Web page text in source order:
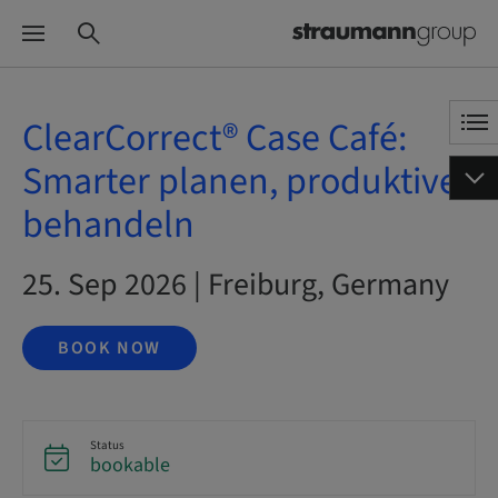
ClearCorrect® Case Café:
Smarter planen, produktiver
behandeln
25. Sep 2026 | Freiburg, Germany
BOOK NOW
Status
bookable